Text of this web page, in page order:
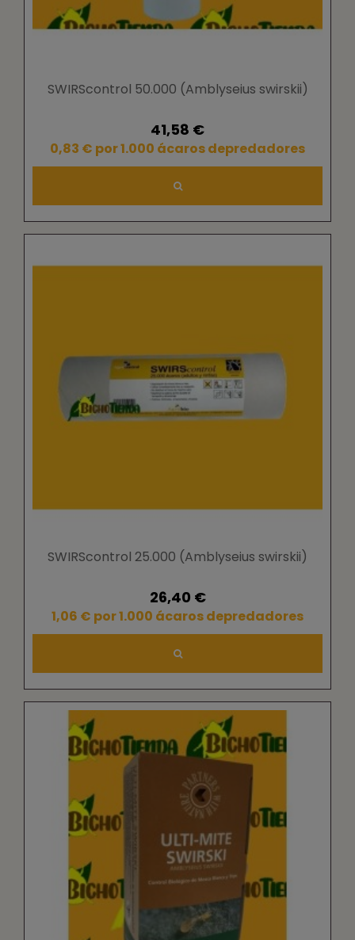
SWIRScontrol 50.000 (Amblyseius swirskii)
41,58 €
0,83 € por 1.000 ácaros depredadores
SWIRScontrol 25.000 (Amblyseius swirskii)
26,40 €
1,06 € por 1.000 ácaros depredadores